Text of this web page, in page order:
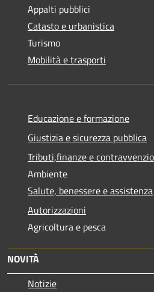
Appalti pubblici
Catasto e urbanistica
Turismo
Mobilità e trasporti
Educazione e formazione
Giustizia e sicurezza pubblica
Tributi,finanze e
Ambiente
Salute, benessere e assistenza
Autorizzazioni
Agricoltura e pesca
NOVITÀ
Notizie